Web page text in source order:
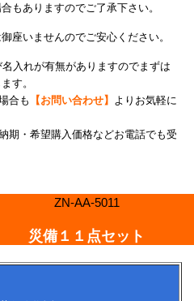
りますのでご了承下さい。
ませんのでご安心ください。
れが有無がありますのでまずは
ます。
合も
【お問い合わせ】
よりお気軽に
希望購入価格などお電話でも受
ZN-AA-5011
災備１１点セット